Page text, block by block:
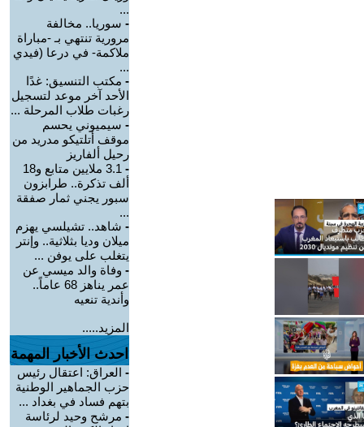
...
- سوريا.. مخالفة
مرورية تنتهي بـ -مباراة
ملاكمة- في درعا (فيدي
...
- مكتب التنسيق: غدًا
الأحد آخر موعد لتسجيل
رغبات طلاب المرحلة ...
- سيميوني يحسم
موقف أتلتيكو مدريد من
رحيل ألفاريز
-
3.1 ملايين متابع و18
ألف تذكرة.. طرابزون
سبور يجني ثمار صفقة
...
- شاهد.. تشيلسي يهزم
ميلان وديا بثلاثية.. وإنتر
يتغلب على يوفن ...
- وفاة والد ميسي عن
عمر يناهز 68 عاماً..
وأندية تنعيه
المزيد.....
احدث الأخبار المهمة
- العراق: اعتقال رئيس
حزب الجماهير الوطنية
بتهم فساد في بغداد ...
- مرشح وحيد لرئاسة